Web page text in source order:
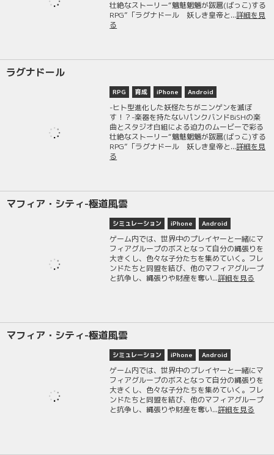
壮絶なストーリー“魑魅魍魎が跋扈(ばっこ)する
RPG”「ラグナドール 妖しき皇帝と...詳細を見
る
ラグナドール
RPG 育成 iPhone Android
-ヒト型進化した妖怪たちがニンゲンを滅ぼ
す！？-楽器を持たないパンクバンドBiSHの楽
曲とスタジオ白組による迫力のムービーで彩る
壮絶なストーリー“魑魅魍魎が跋扈(ばっこ)する
RPG”「ラグナドール 妖しき皇帝と...詳細を見
る
マフィア・シティ-極道風雲
シミュレーション iPhone Android
ゲーム内では、世界中のプレイヤーと一緒にマ
フィアグループのボスとなって自分の縄張りを
大きくし、色々な子分たちを集めていく。フレ
ンドたちと同盟を結び、他のマフィアグループ
と抗争し、縄張りや財産を奪い...詳細を見る
マフィア・シティ-極道風雲
シミュレーション iPhone Android
ゲーム内では、世界中のプレイヤーと一緒にマ
フィアグループのボスとなって自分の縄張りを
大きくし、色々な子分たちを集めていく。フレ
ンドたちと同盟を結び、他のマフィアグループ
と抗争し、縄張りや財産を奪い...詳細を見る